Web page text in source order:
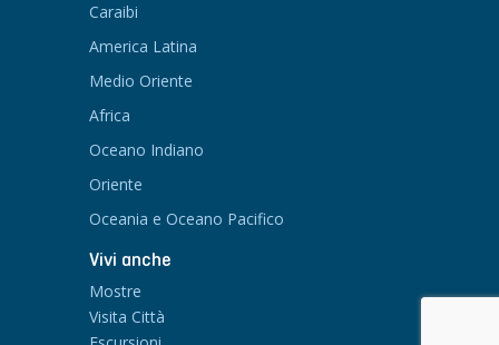
Caraibi
America Latina
Medio Oriente
Africa
Oceano Indiano
Oriente
Oceania e Oceano Pacifico
Vivi anche
Mostre
Visita Città